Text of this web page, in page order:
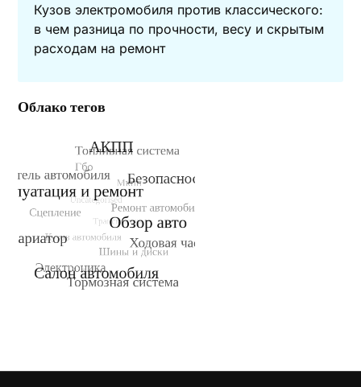
Кузов электромобиля против классического:
в чем разница по прочности, весу и скрытым
расходам на ремонт
Облако тегов